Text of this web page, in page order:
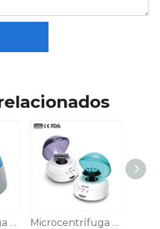
Microcentrífuga CFG-6M Microcentrífuga CFG-5M